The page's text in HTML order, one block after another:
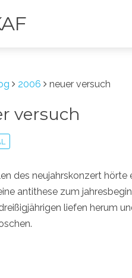
2006 neuer versuch
versuch
des neujahrskonzert
antithese zum
liefen herum